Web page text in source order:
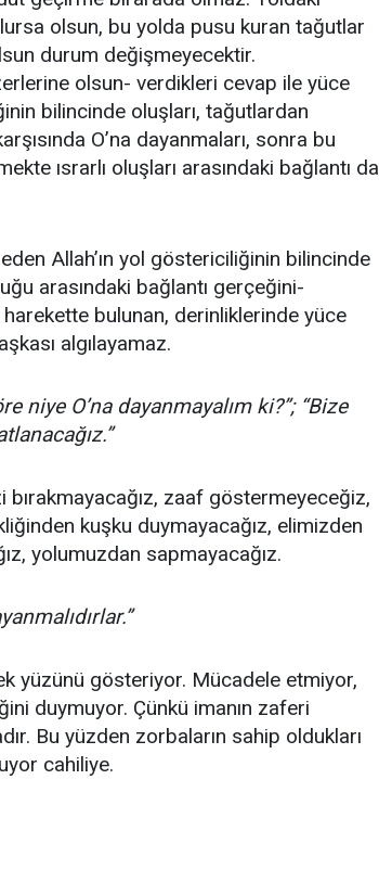
olsun, bu yolda pusu kuran tağutlar
durum değişmeyecektir.
olsun- verdikleri cevap ile yüce
bilincinde oluşları, tağutlardan
O’na dayanmaları, sonra bu
ısrarlı oluşları arasındaki bağlantı da
Allah’ın yol göstericiliğinin bilincinde
arasındaki bağlantı gerçeğini-
bulunan, derinliklerinde yüce
algılayamaz.
niye O’na dayanmayalım ki?”; “Bize
zaaf göstermeyeceğiz,
kuşku duymayacağız, elimizden
yolumuzdan sapmayacağız.
yüzünü gösteriyor. Mücadele etmiyor,
duymuyor. Çünkü imanın zaferi
Bu yüzden zorbaların sahip oldukları
cahiliye.